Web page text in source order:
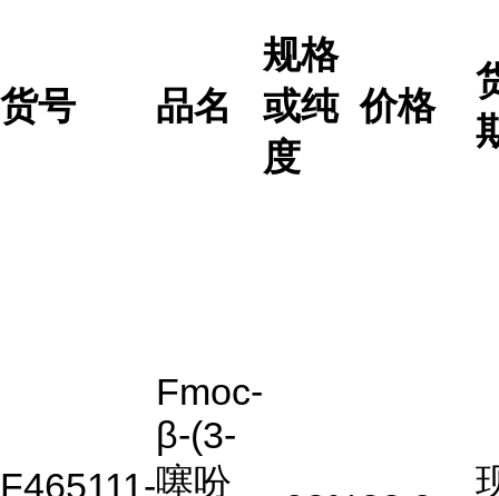
货号 品名
规格
或纯
度
价格
F465111-
Fmoc-
β-(3-
噻吩